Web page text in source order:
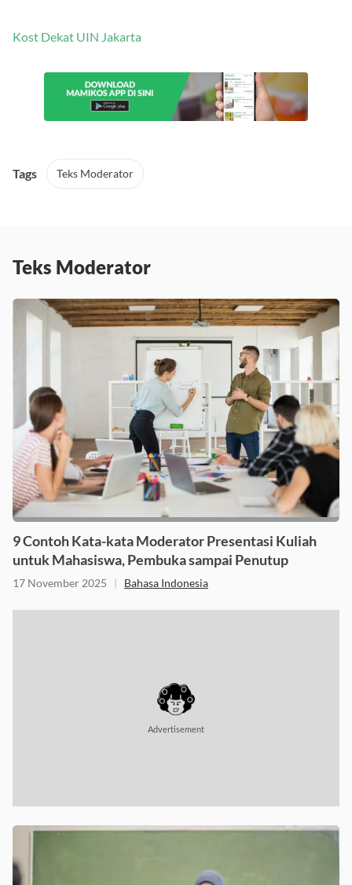
Kost Dekat UIN Jakarta
Tags Teks Moderator
Teks Moderator
9 Contoh Kata-kata Moderator Presentasi Kuliah
untuk Mahasiswa, Pembuka sampai Penutup
17 November 2025 | Bahasa Indonesia
Advertisement